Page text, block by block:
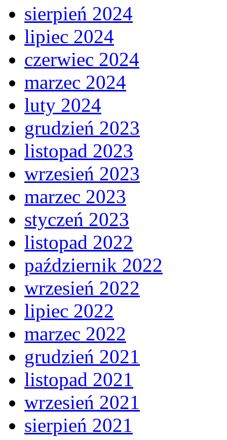
sierpień 2024
lipiec 2024
czerwiec 2024
marzec 2024
luty 2024
grudzień 2023
listopad 2023
wrzesień 2023
marzec 2023
styczeń 2023
listopad 2022
październik 2022
wrzesień 2022
lipiec 2022
marzec 2022
grudzień 2021
listopad 2021
wrzesień 2021
sierpień 2021